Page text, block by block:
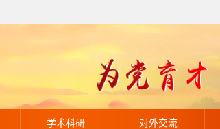
学术科研 对外交流